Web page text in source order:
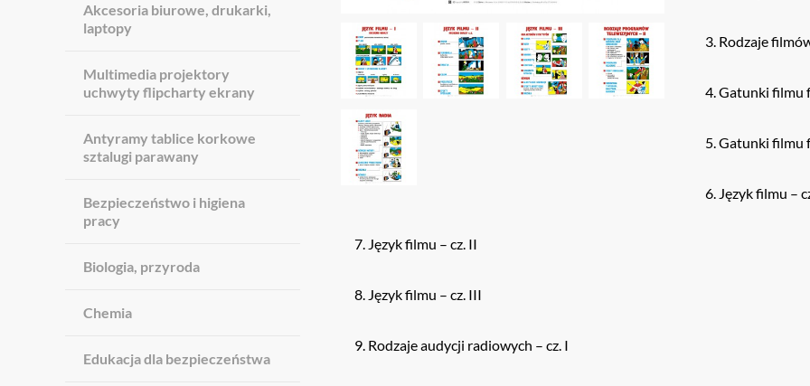
Akcesoria biurowe, drukarki,
laptopy
Multimedia projektory
uchwyty flipcharty ekrany
Antyramy tablice korkowe
sztalugi parawany
Bezpieczeństwo i higiena
pracy
Biologia, przyroda
Chemia
Edukacja dla bezpieczeństwa
Rodzaje
Gatunki filmu
Gatunki filmu
Język filmu –
Język filmu – cz. II
Język filmu – cz. III
Rodzaje audycji radiowych – cz. I